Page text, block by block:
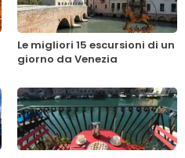
Le migliori 15 escursioni di un
giorno da Venezia